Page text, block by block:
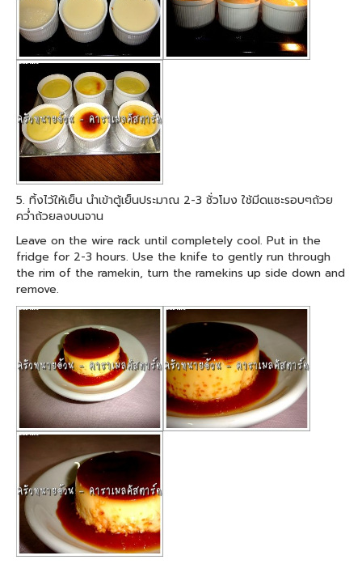
5. ทิ้งไว้ให้เย็น นำเข้าตู้เย็นประมาณ 2-3 ชั่วโมง ใช้มีดแซะรอบๆถ้วย
คว่ำถ้วยลงบนจาน
Leave on the wire rack until completely cool. Put in the
fridge for 2-3 hours. Use the knife to gently run through
the rim of the ramekin, turn the ramekins up side down and
remove.